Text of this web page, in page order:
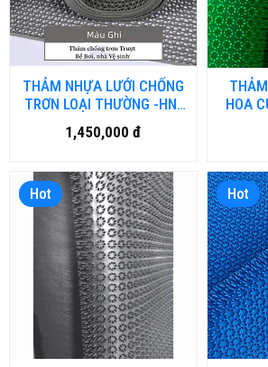
THẢM NHỰA LƯỚI CHỐNG
TRƠN LOẠI THƯỜNG -HN-
DN.01
1,450,000 đ
HOA
Hot Hot